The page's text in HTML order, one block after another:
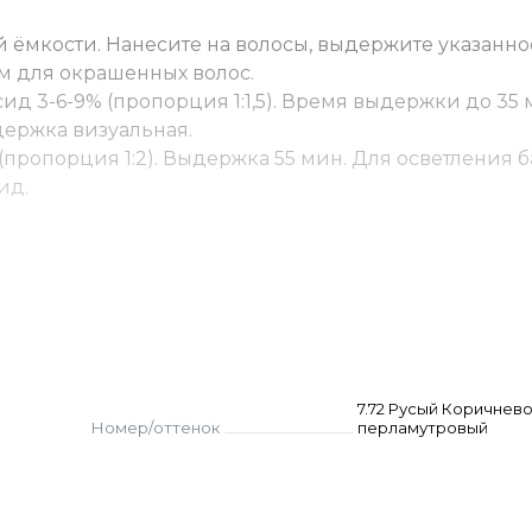
Нанесите на волосы, выдержите
для окрашенных волос.
3-6-9% (пропорция 1:1,5). Время выдержки до 35
визуальная.
(пропорция 1:2). Выдержка 55 мин. Для осветления
для волос уровня 6-8 — до 15% от
6–8 (в России их называют русыми) относятся к
даже если по нашему привычному
Номер/оттенок
7.72 Русый
перламутровый